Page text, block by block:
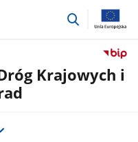
przejdź
Krajowych i